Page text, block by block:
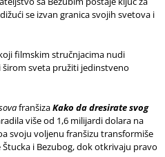
se izvan granica svojih svetova i
filmskim stručnjacima nudi
sveta pružiti jedinstveno
franšizaKako da dresirate svog
više od 1,6 milijardi dolara na
svoju voljenu franšizu transformiše
i Bezubog, dok otkrivaju pravo